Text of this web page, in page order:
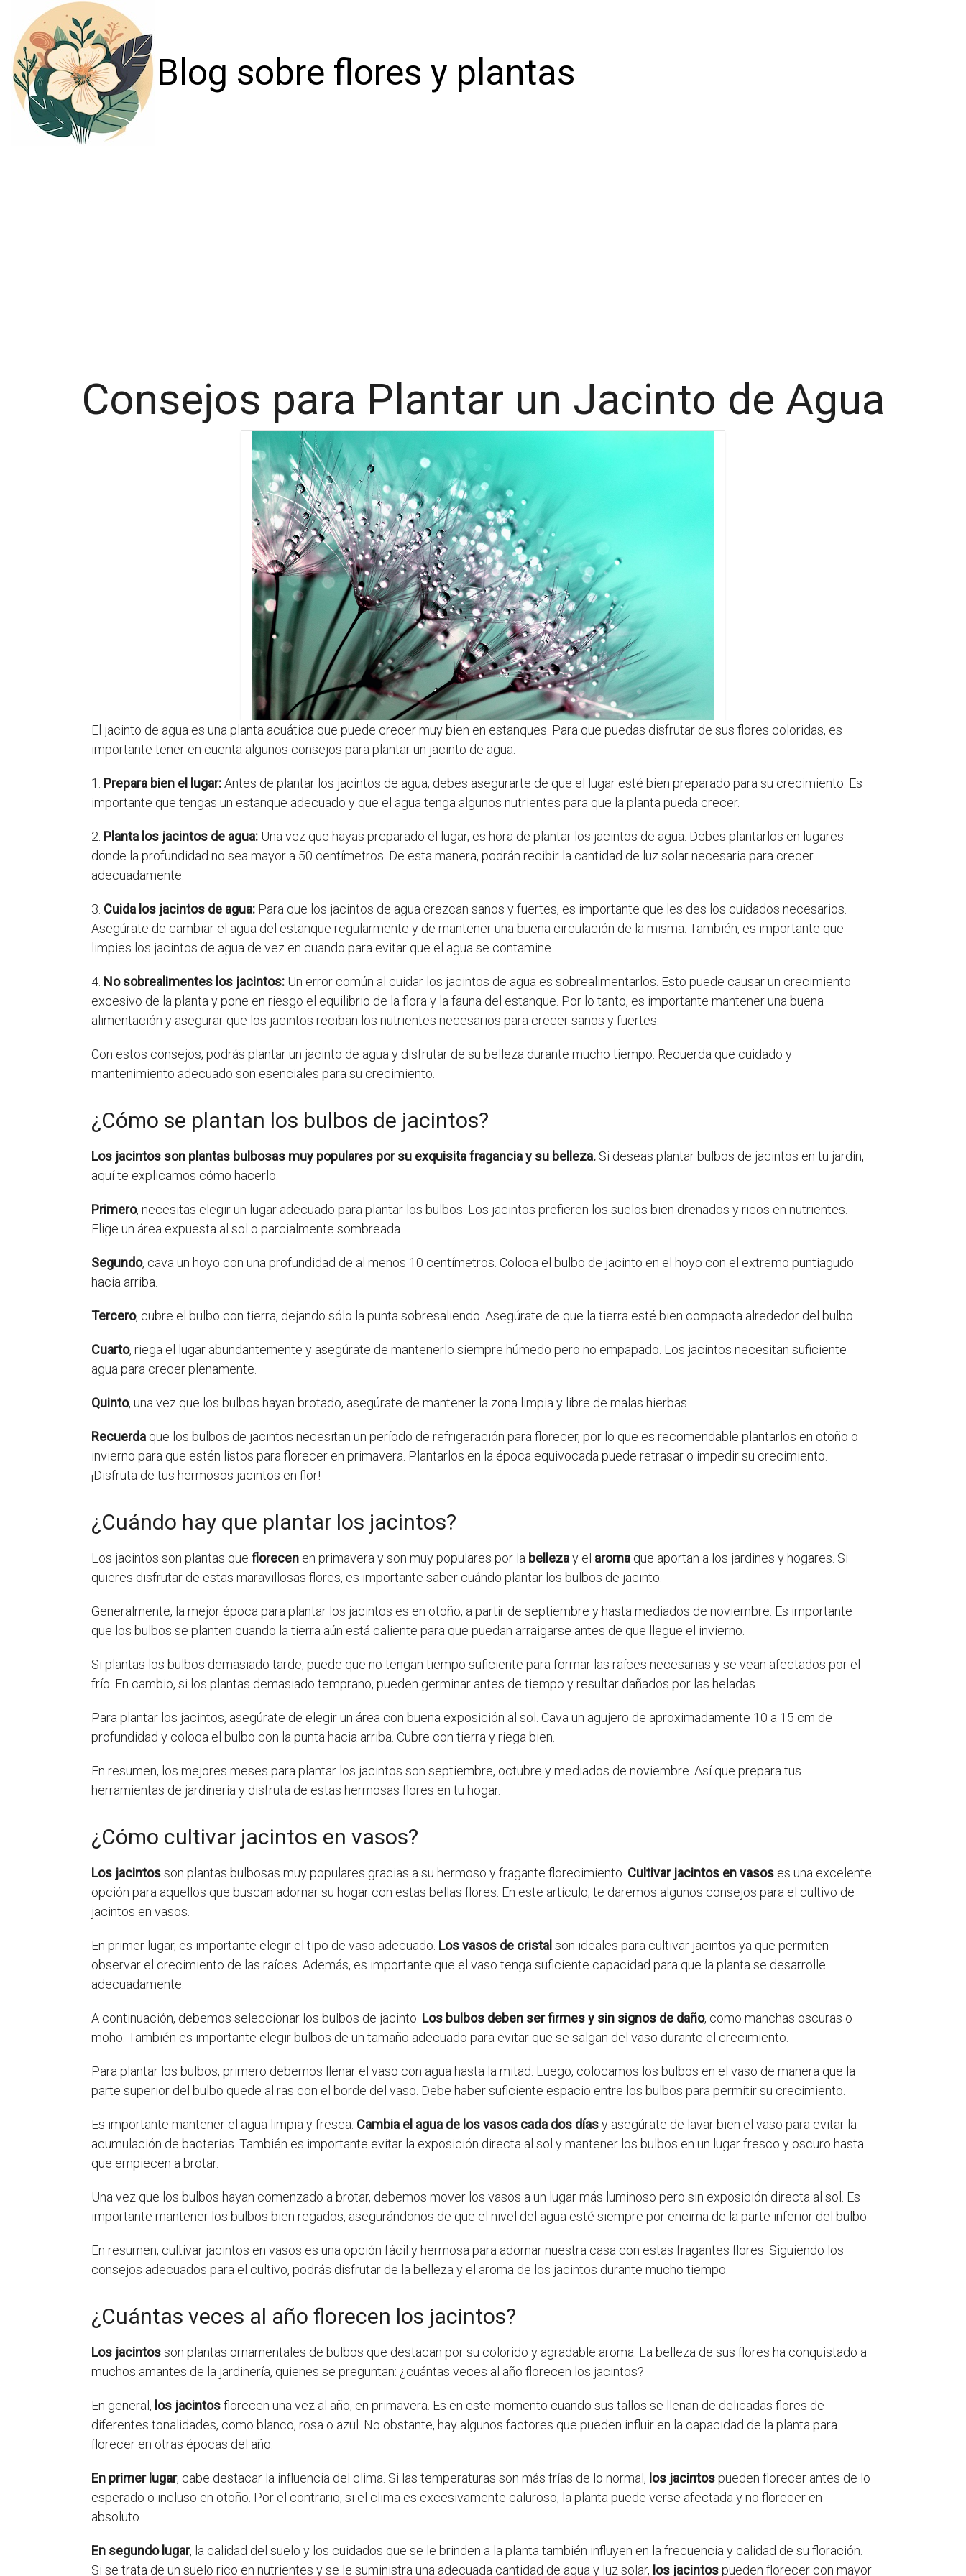
Blog sobre flores y plantas
Consejos para Plantar un Jacinto de Agua
El jacinto de agua es una planta acuática que puede crecer muy bien en estanques. Para que puedas disfrutar de sus flores coloridas, es
importante tener en cuenta algunos consejos para plantar un jacinto de agua:
1. Prepara bien el lugar:Antes de plantar los jacintos de agua, debes asegurarte de que el lugar esté bien preparado para su crecimiento. Es
importante que tengas un estanque adecuado y que el agua tenga algunos nutrientes para que la planta pueda crecer.
2. Planta los jacintos de agua: Una vez que hayas preparado el lugar, es hora de plantar los jacintos de agua. Debes plantarlos en lugares
donde la profundidad no sea mayor a 50 centímetros. De esta manera, podrán recibir la cantidad de luz solar necesaria para crecer
adecuadamente.
3. Cuida los jacintos de agua: Para que los jacintos de agua crezcan sanos y fuertes, es importante que les des los cuidados necesarios.
Asegúrate de cambiar el agua del estanque regularmente y de mantener una buena circulación de la misma. También, es importante que
limpies los jacintos de agua de vez en cuando para evitar que el agua se contamine.
4. No sobrealimentes los jacintos: Un error común al cuidar los jacintos de agua es sobrealimentarlos. Esto puede causar un crecimiento
excesivo de la planta y pone en riesgo el equilibrio de la flora y la fauna del estanque. Por lo tanto, es importante mantener una buena
alimentación y asegurar que los jacintos reciban los nutrientes necesarios para crecer sanos y fuertes.
Con estos consejos, podrás plantar un jacinto de agua y disfrutar de su belleza durante mucho tiempo. Recuerda que cuidado y
mantenimiento adecuado son esenciales para su crecimiento.
¿Cómo se plantan los bulbos de jacintos?
Los jacintos son plantas bulbosas muy populares por su exquisita fragancia y su belleza. Si deseas plantar bulbos de jacintos en tu jardín,
aquí te explicamos cómo hacerlo.
Primero, necesitas elegir un lugar adecuado para plantar los bulbos. Los jacintos prefieren los suelos bien drenados y ricos en nutrientes.
Elige un área expuesta al sol o parcialmente sombreada.
Segundo, cava un hoyo con una profundidad de al menos 10 centímetros. Coloca el bulbo de jacinto en el hoyo con el extremo puntiagudo
hacia arriba.
Tercero, cubre el bulbo con tierra, dejando sólo la punta sobresaliendo. Asegúrate de que la tierra esté bien compacta alrededor del bulbo.
Cuarto, riega el lugar abundantemente y asegúrate de mantenerlo siempre húmedo pero no empapado. Los jacintos necesitan suficiente
agua para crecer plenamente.
Quinto, una vez que los bulbos hayan brotado, asegúrate de mantener la zona limpia y libre de malas hierbas.
Recuerda que los bulbos de jacintos necesitan un período de refrigeración para florecer, por lo que es recomendable plantarlos en otoño o
invierno para que estén listos para florecer en primavera. Plantarlos en la época equivocada puede retrasar o impedir su crecimiento.
¡Disfruta de tus hermosos jacintos en flor!
¿Cuándo hay que plantar los jacintos?
Los jacintos son plantas que florecen en primavera y son muy populares por la bellezay el aroma que aportan a los jardines y hogares. Si
quieres disfrutar de estas maravillosas flores, es importante saber cuándo plantar los bulbos de jacinto.
Generalmente, la mejor época para plantar los jacintos es en otoño, a partir de septiembre y hasta mediados de noviembre. Es importante
que los bulbos se planten cuando la tierra aún está caliente para que puedan arraigarse antes de que llegue el invierno.
Si plantas los bulbos demasiado tarde, puede que no tengan tiempo suficiente para formar las raíces necesarias y se vean afectados por el
frío. En cambio, si los plantas demasiado temprano, pueden germinar antes de tiempo y resultar dañados por las heladas.
Para plantar los jacintos, asegúrate de elegir un área con buena exposición al sol. Cava un agujero de aproximadamente 10 a 15 cm de
profundidad y coloca el bulbo con la punta hacia arriba. Cubre con tierra y riega bien.
En resumen, los mejores meses para plantar los jacintos son septiembre, octubre y mediados de noviembre. Así que prepara tus
herramientas de jardinería y disfruta de estas hermosas flores en tu hogar.
¿Cómo cultivar jacintos en vasos?
Los jacintosson plantas bulbosas muy populares gracias a su hermoso y fragante florecimiento. Cultivar jacintos en vasos es una excelente
opción para aquellos que buscan adornar su hogar con estas bellas flores. En este artículo, te daremos algunos consejos para el cultivo de
jacintos en vasos.
En primer lugar, es importante elegir el tipo de vaso adecuado. Los vasos de cristal son ideales para cultivar jacintos ya que permiten
observar el crecimiento de las raíces. Además, es importante que el vaso tenga suficiente capacidad para que la planta se desarrolle
adecuadamente.
A continuación, debemos seleccionar los bulbos de jacinto. Los bulbos deben ser firmes y sin signos de daño, como manchas oscuras o
moho. También es importante elegir bulbos de un tamaño adecuado para evitar que se salgan del vaso durante el crecimiento.
Para plantar los bulbos, primero debemos llenar el vaso con agua hasta la mitad. Luego, colocamos los bulbos en el vaso de manera que la
parte superior del bulbo quede al ras con el borde del vaso. Debe haber suficiente espacio entre los bulbos para permitir su crecimiento.
Es importante mantener el agua limpia y fresca. Cambia el agua de los vasos cada dos díasy asegúrate de lavar bien el vaso para evitar la
acumulación de bacterias. También es importante evitar la exposición directa al sol y mantener los bulbos en un lugar fresco y oscuro hasta
que empiecen a brotar.
Una vez que los bulbos hayan comenzado a brotar, debemos mover los vasos a un lugar más luminoso pero sin exposición directa al sol. Es
importante mantener los bulbos bien regados, asegurándonos de que el nivel del agua esté siempre por encima de la parte inferior del bulbo.
En resumen, cultivar jacintos en vasos es una opción fácil y hermosa para adornar nuestra casa con estas fragantes flores. Siguiendo los
consejos adecuados para el cultivo, podrás disfrutar de la belleza y el aroma de los jacintos durante mucho tiempo.
¿Cuántas veces al año florecen los jacintos?
Los jacintosson plantas ornamentales de bulbos que destacan por su colorido y agradable aroma. La belleza de sus flores ha conquistado a
muchos amantes de la jardinería, quienes se preguntan: ¿cuántas veces al año florecen los jacintos?
En general, los jacintosflorecen una vez al año, en primavera. Es en este momento cuando sus tallos se llenan de delicadas flores de
diferentes tonalidades, como blanco, rosa o azul. No obstante, hay algunos factores que pueden influir en la capacidad de la planta para
florecer en otras épocas del año.
En primer lugar, cabe destacar la influencia del clima. Si las temperaturas son más frías de lo normal, los jacintospueden florecer antes de lo
esperado o incluso en otoño. Por el contrario, si el clima es excesivamente caluroso, la planta puede verse afectada y no florecer en
absoluto.
En segundo lugar, la calidad del suelo y los cuidados que se le brinden a la planta también influyen en la frecuencia y calidad de su floración.
Si se trata de un suelo rico en nutrientes y se le suministra una adecuada cantidad de agua y luz solar, los jacintospueden florecer con mayor